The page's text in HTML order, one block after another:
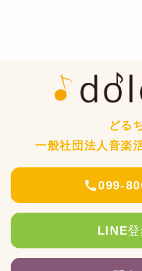
どる
一般社団法人音楽
099-
LINE